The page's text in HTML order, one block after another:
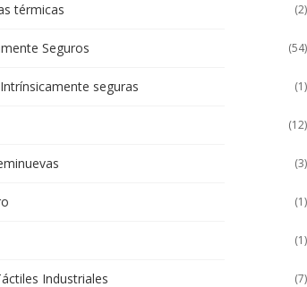
térmicas (2)
Seguros (54)
seguras (1)
(12)
(3)
(1)
(1)
Industriales (7)